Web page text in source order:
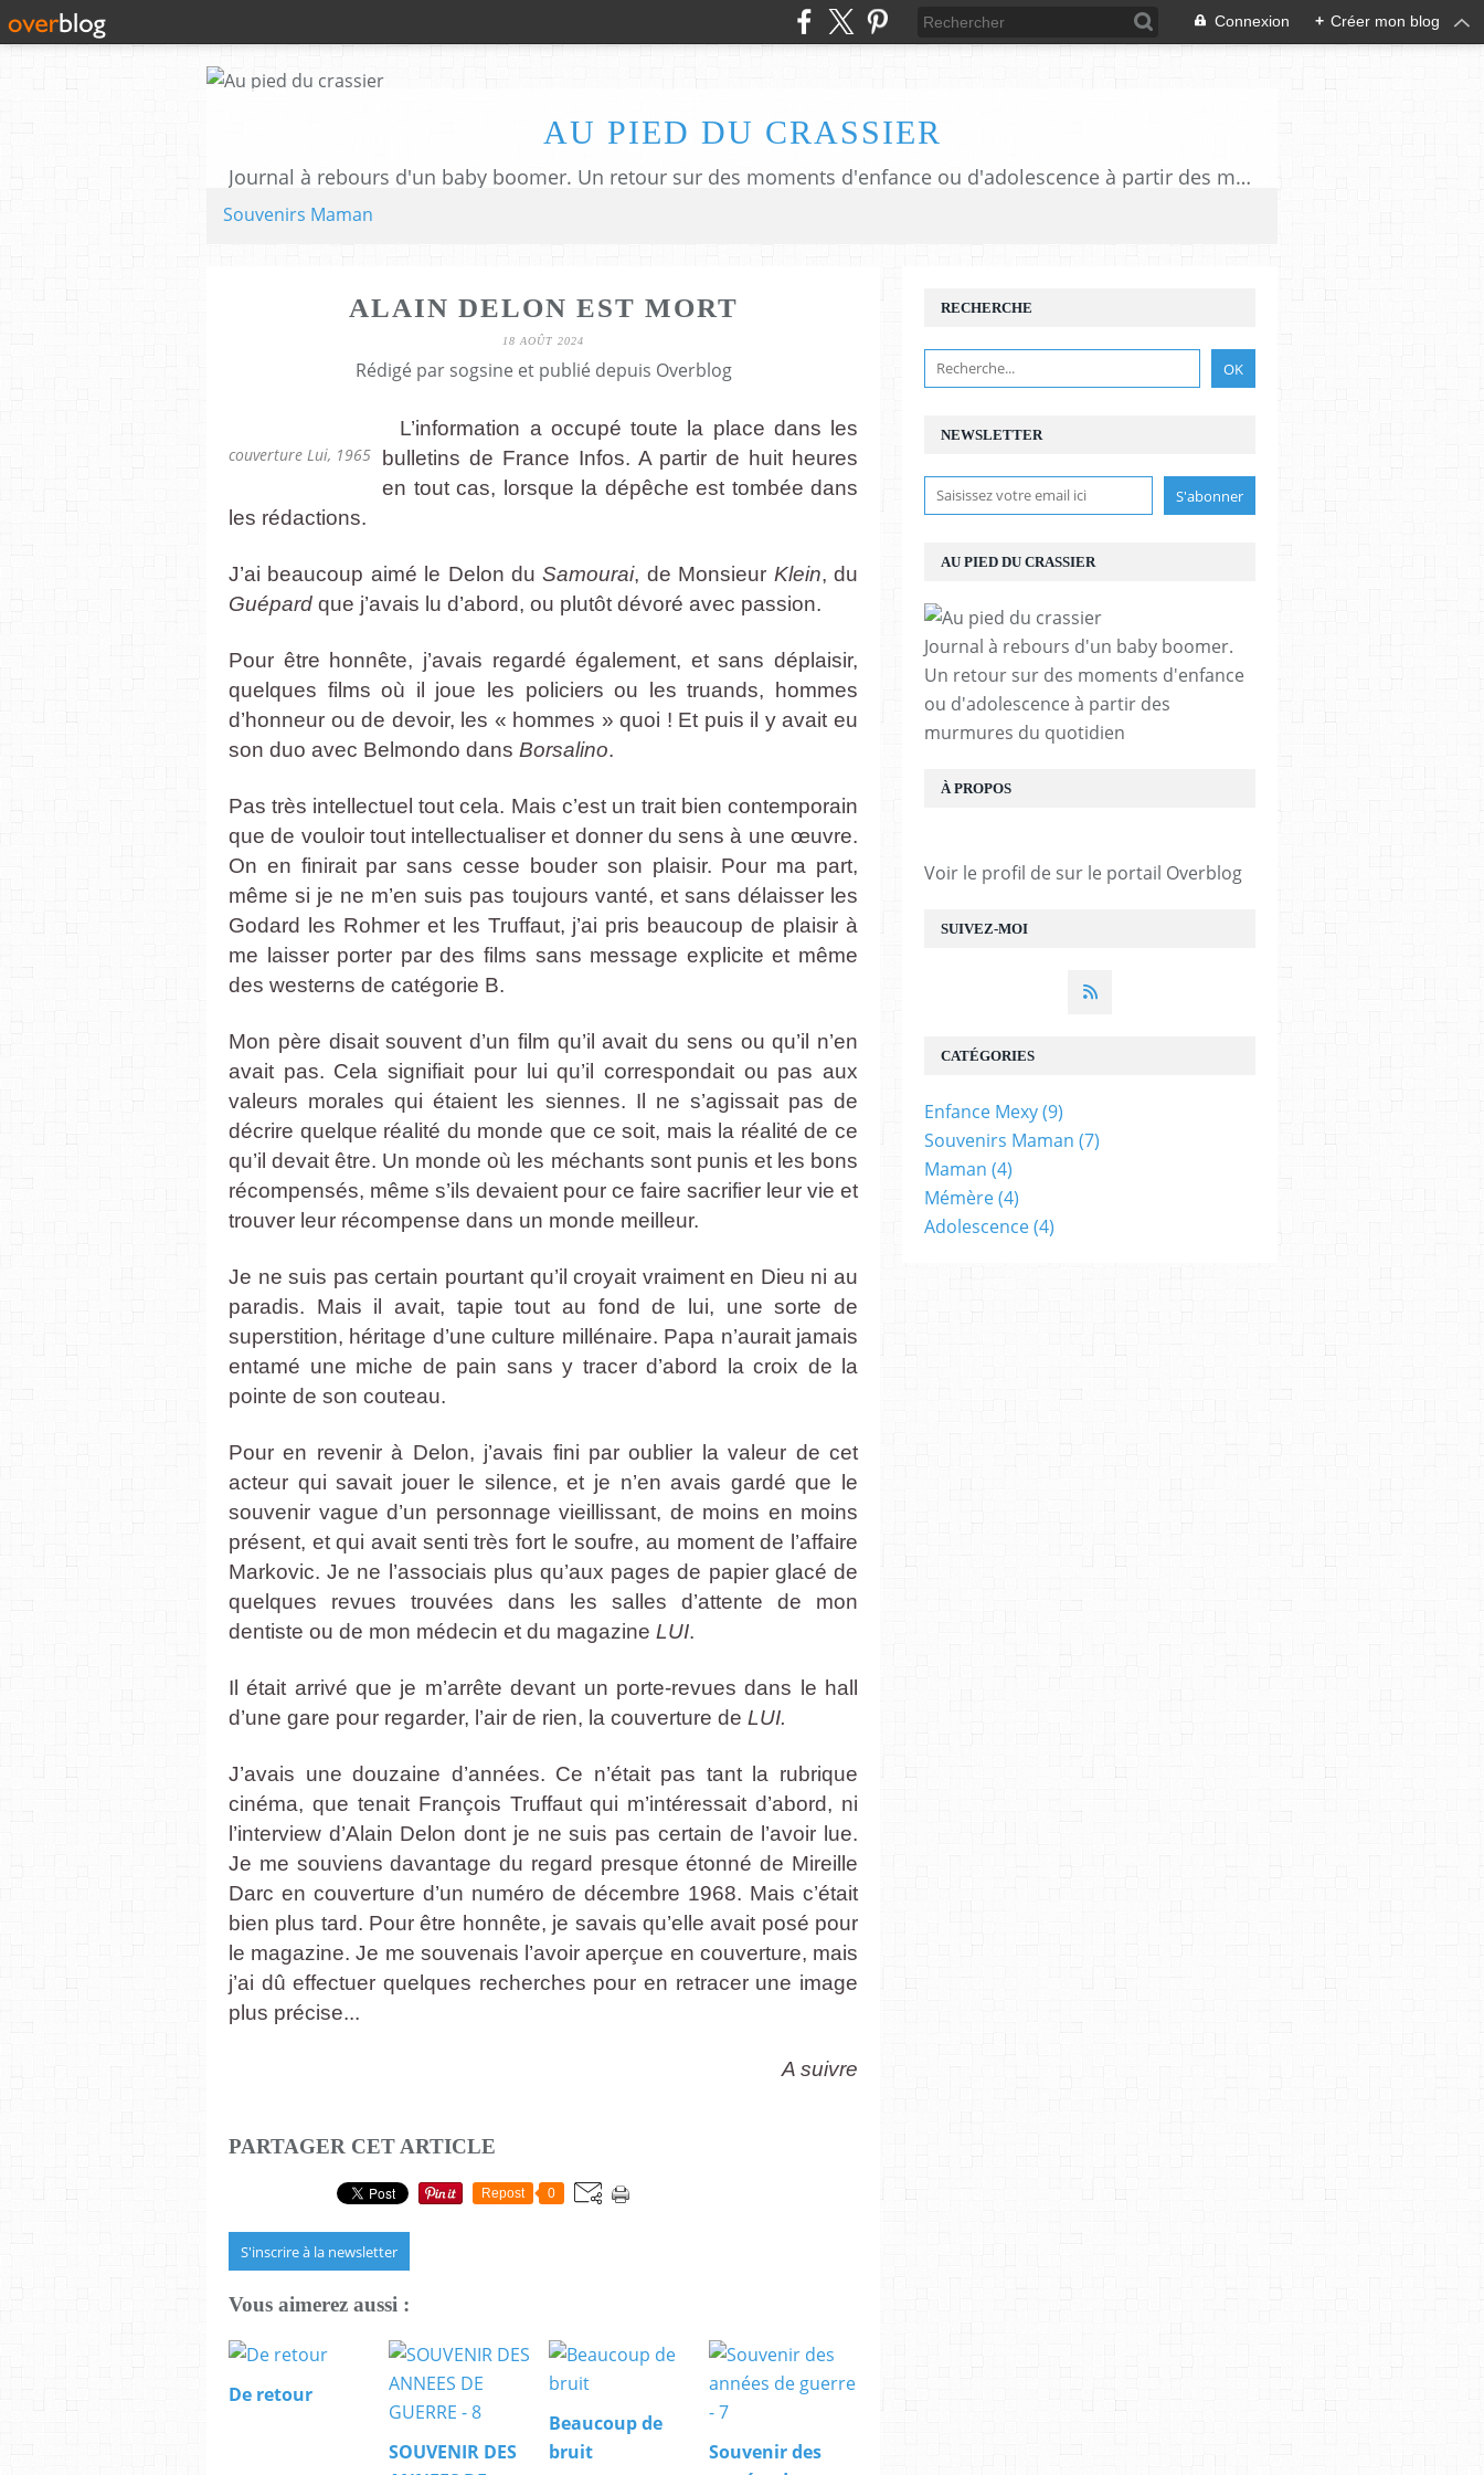
Connexion + Créer mon blog
AU PIED DU CRASSIER
Journal à rebours d'un baby boomer. Un retour sur des moments d'enfance ou d'adolescence à partir des murmures du quotidien
Souvenirs Maman
ALAIN DELON EST MORT
18 AOÛT 2024
Rédigé par sogsine et publié depuis Overblog
couverture Lui, 1965
L’information a occupé toute la place dans les
bulletins de France Infos. A partir de huit heures
en tout cas, lorsque la dépêche est tombée dans
les rédactions.
J’ai beaucoup aimé le Delon duSamourai, de Monsieur Klein, du
Guépard que j’avais lu d’abord, ou plutôt dévoré avec passion.
Pour être honnête, j’avais regardé également, et sans déplaisir,
quelques films où il joue les policiers ou les truands, hommes
d’honneur ou de devoir, les « hommes » quoi ! Et puis il y avait eu
son duo avec Belmondo dans Borsalino.
Pas très intellectuel tout cela. Mais c’est un trait bien contemporain
que de vouloir tout intellectualiser et donner du sens à une œuvre.
On en finirait par sans cesse bouder son plaisir. Pour ma part,
même si je ne m’en suis pas toujours vanté, et sans délaisser les
Godard les Rohmer et les Truffaut, j’ai pris beaucoup de plaisir à
me laisser porter par des films sans message explicite et même
des westerns de catégorie B.
Mon père disait souvent d’un film qu’il avait du sens ou qu’il n’en
avait pas. Cela signifiait pour lui qu’il correspondait ou pas aux
valeurs morales qui étaient les siennes. Il ne s’agissait pas de
décrire quelque réalité du monde que ce soit, mais la réalité de ce
qu’il devait être. Un monde où les méchants sont punis et les bons
récompensés, même s’ils devaient pour ce faire sacrifier leur vie et
trouver leur récompense dans un monde meilleur.
Je ne suis pas certain pourtant qu’il croyait vraiment en Dieu ni au
paradis. Mais il avait, tapie tout au fond de lui, une sorte de
superstition, héritage d’une culture millénaire. Papa n’aurait jamais
entamé une miche de pain sans y tracer d’abord la croix de la
pointe de son couteau.
Pour en revenir à Delon, j’avais fini par oublier la valeur de cet
acteur qui savait jouer le silence, et je n’en avais gardé que le
souvenir vague d’un personnage vieillissant, de moins en moins
présent, et qui avait senti très fort le soufre, au moment de l’affaire
Markovic. Je ne l’associais plus qu’aux pages de papier glacé de
quelques revues trouvées dans les salles d’attente de mon
dentiste ou de mon médecin et du magazine LUI.
Il était arrivé que je m’arrête devant un porte-revues dans le hall
d’une gare pour regarder, l’air de rien, la couverture de LUI.
J’avais une douzaine d’années. Ce n’était pas tant la rubrique
cinéma, que tenait François Truffaut qui m’intéressait d’abord, ni
l’interview d’Alain Delon dont je ne suis pas certain de l’avoir lue.
Je me souviens davantage du regard presque étonné de Mireille
Darc en couverture d’un numéro de décembre 1968. Mais c’était
bien plus tard. Pour être honnête, je savais qu’elle avait posé pour
le magazine. Je me souvenais l’avoir aperçue en couverture, mais
j’ai dû effectuer quelques recherches pour en retracer une image
plus précise...
A suivre
PARTAGER CET ARTICLE
Repost 0
S'inscrire à la newsletter
Vous aimerez aussi :
De retour
SOUVENIR DES
Beaucoup de
bruit
Souvenir des
NEWSLETTER
SUIVEZ-MOI
RECHERCHE
AU PIED DU CRASSIER
Journal à rebours d'un baby boomer.
Un retour sur des moments d'enfance
ou d'adolescence à partir des
murmures du quotidien
À PROPOS
Voir le profil de sur le portail Overblog
CATÉGORIES
Enfance Mexy(9)
Souvenirs Maman (7)
Maman (4)
Mémère(4)
Adolescence(4)